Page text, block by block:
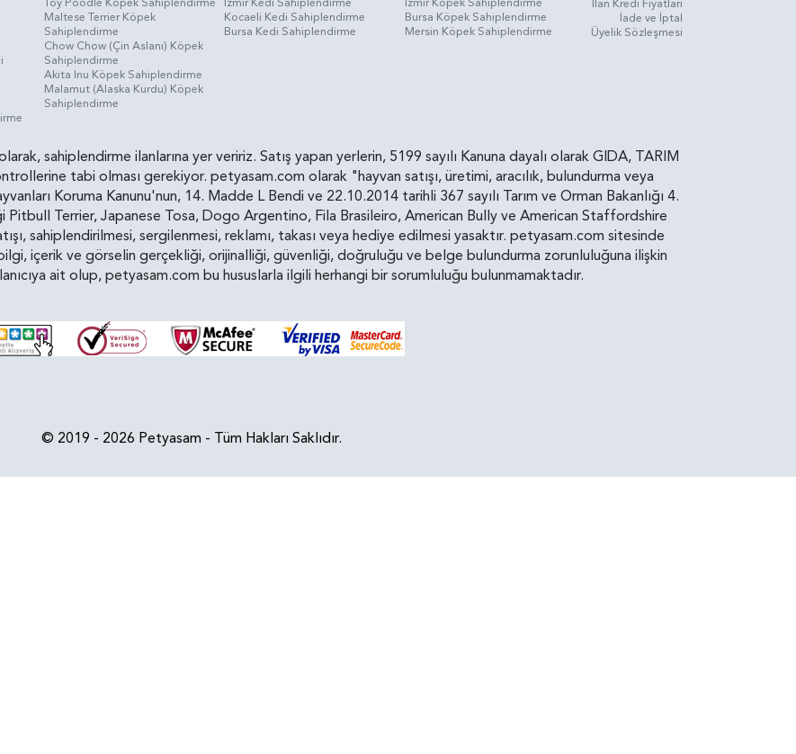
Maltese Terrier Köpek
Sahiplendirme
Chow Chow (Çin Aslanı) Köpek
Sahiplendirme
Akita Inu Köpek Sahiplendirme
Malamut (Alaska Kurdu) Köpek
Sahiplendirme
Kocaeli Kedi Sahiplendirme
Bursa Kedi Sahiplendirme
Bursa Köpek Sahiplendirme
Mersin Köpek Sahiplendirme
İlan Kredi Fiyatları
İade ve İptal
Üyelik Sözleşmesi
sahiplendirme ilanlarına yer veririz. Satış yapan yerlerin, 5199 sayılı Kanuna dayalı olarak GIDA, TARIM
tabi olması gerekiyor. petyasam.com olarak "hayvan satışı, üretimi, aracılık, bulundurma veya
Koruma Kanunu'nun, 14. Madde L Bendi ve 22.10.2014 tarihli 367 sayılı Tarım ve Orman Bakanlığı 4.
Pitbull Terrier, Japanese Tosa, Dogo Argentino, Fila Brasileiro, American Bully ve American Staffordshire
sahiplendirilmesi, sergilenmesi, reklamı, takası veya hediye edilmesi yasaktır. petyasam.com sitesinde
içerik ve görselin gerçekliği, orijinalliği, güvenliği, doğruluğu ve belge bulundurma zorunluluğuna ilişkin
ait olup, petyasam.com bu hususlarla ilgili herhangi bir sorumluluğu bulunmamaktadır.
© 2019 - 2026 Petyasam - Tüm Hakları Saklıdır.